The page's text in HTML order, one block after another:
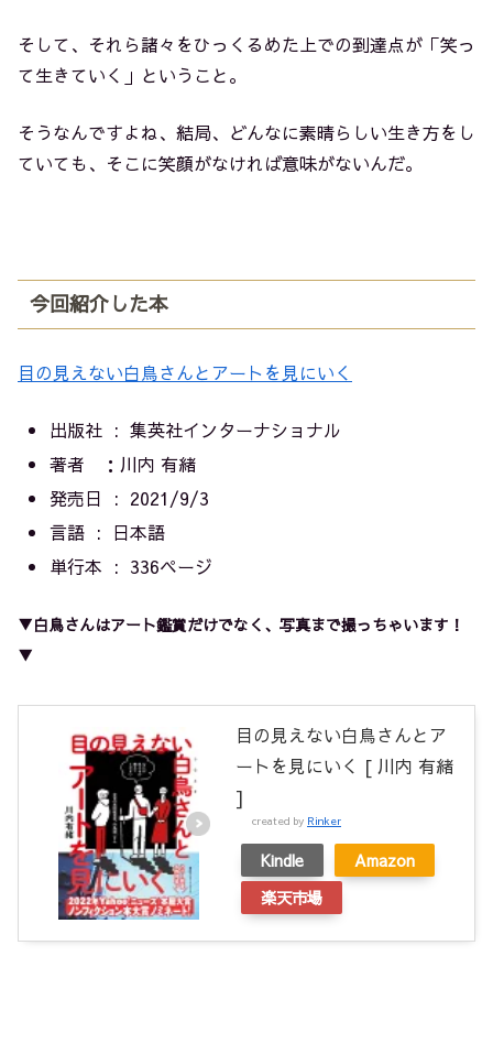
そして、それら諸々をひっくるめた上での到達点が「笑っ
て生きていく」ということ。
そうなんですよね、結局、どんなに素晴らしい生き方をし
ていても、そこに笑顔がなければ意味がないんだ。
今回紹介した本
目の見えない白鳥さんとアートを見にいく
出版社 ‏ : ‎集英社インターナショナル
著者 ：川内 有緒
発売日 ‏ : ‎ 2021/9/3
言語 ‏ : ‎ 日本語
単行本 ‏ : ‎ 336ページ
▼白鳥さんはアート鑑賞だけでなく、写真まで撮っちゃいます！
▼
目の見えない白鳥さんとア
ートを見にいく [ 川内 有緒
]
created by Rinker
Kindle
Amazon
楽天市場